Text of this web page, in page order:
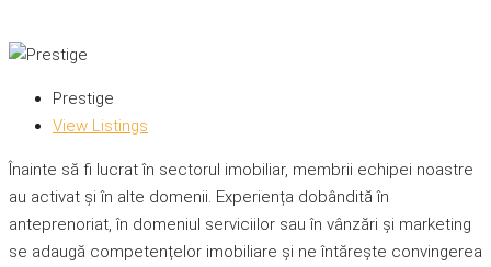
Prestige
View Listings
Înainte să fi lucrat în sectorul imobiliar, membrii echipei noastre
au activat și în alte domenii. Experiența dobândită în
anteprenoriat, în domeniul serviciilor sau în vânzări și marketing
se adaugă competențelor imobiliare și ne întărește convingerea